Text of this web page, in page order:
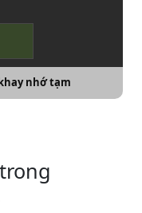
nhớ tạm